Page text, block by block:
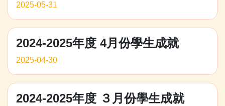
2025-05-31
2024-2025年度 4月份學生成就
2025-04-30
2024-2025年度 ３月份學生成就